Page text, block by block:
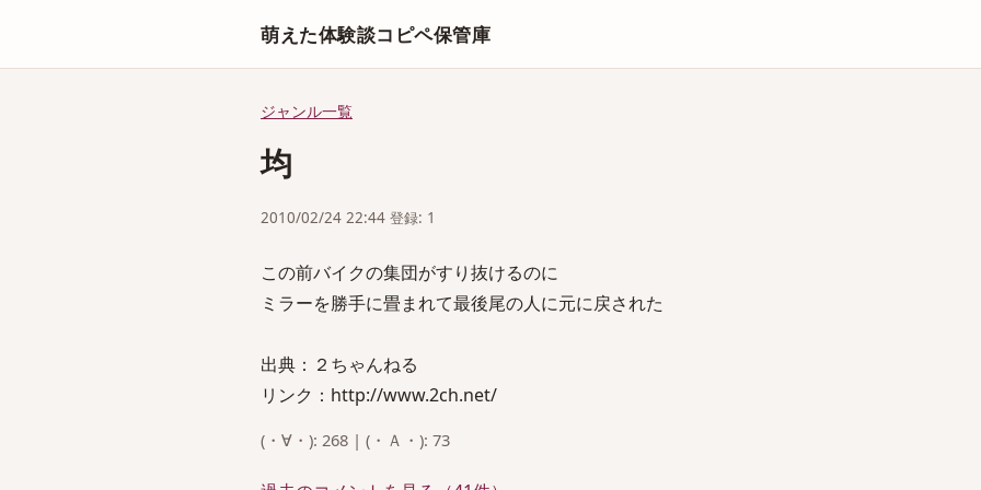
萌えた体験談コピペ保管庫
ジャンル一覧
均
2010/02/24 22:44 登録: 1
この前バイクの集団がすり抜けるのに
ミラーを勝手に畳まれて最後尾の人に元に戻された
出典：２ちゃんねる
リンク：http://www.2ch.net/
(・∀・): 268 | (・Ａ・): 73